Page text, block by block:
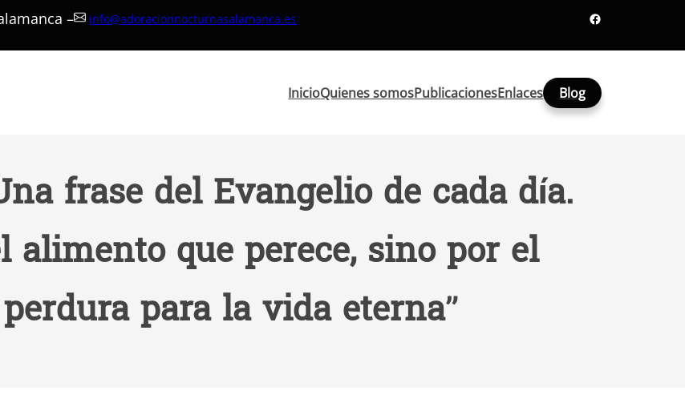
– info@adoracionnocturnasalamanca.es Facebook
InicioQuienes somosPublicacionesEnlaces Blog
frase del Evangelio de cada día.
alimento que perece, sino por el
para la vida eterna”